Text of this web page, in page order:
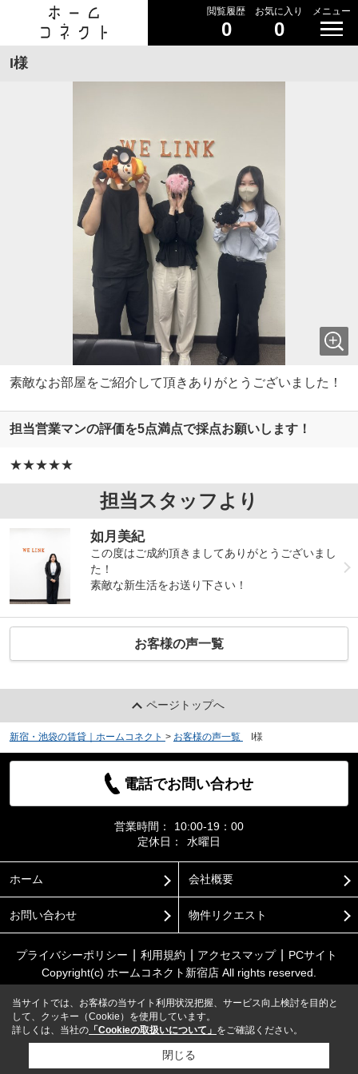
閲覧履歴
0
お気に入り
0
メニュー
I様
素敵なお部屋をご紹介して頂きありがとうございました！
担当営業マンの評価を5点満点で採点お願いします！
★★★★★
担当スタッフより
如月美紀
この度はご成約頂きましてありがとうございまし
た！
素敵な新生活をお送り下さい！
お客様の声一覧
ページトップへ
新宿・池袋の賃貸｜ホームコネクト > お客様の声一覧 I様
電話でお問い合わせ
営業時間：
10:00-19：00
定休日：
水曜日
ホーム 会社概要
お問い合わせ 物件リクエスト
プライバシーポリシー 利用規約 アクセスマップ
PCサイト
Copyright(c) ホームコネクト新宿店 All rights reserved.
当サイトでは、お客様の当サイト利用状況把握、サービス向上検討を目的と
して、クッキー（Cookie）を使用しています。
詳しくは、当社の 「Cookieの取扱いについて」 をご確認ください。
閉じる